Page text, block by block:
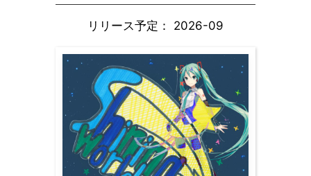
リリース予定： 2026-09